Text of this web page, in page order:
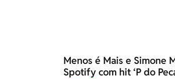
Menos é Mais e Simone
Spotify com hit ‘P do